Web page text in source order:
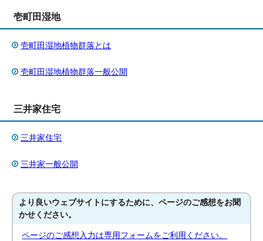
壱町田湿地
壱町田湿地植物群落とは
壱町田湿地植物群落一般公開
三井家住宅
三井家住宅
三井家一般公開
より良いウェブサイトにするために、ページのご感想をお聞
かせください。
ページのご感想入力は専用フォームをご利用ください。